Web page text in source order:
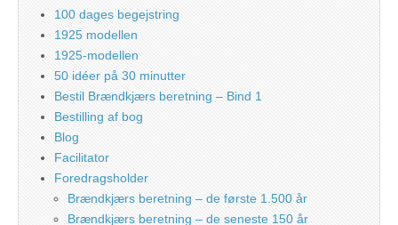
100 dages begejstring
1925 modellen
1925-modellen
50 idéer på 30 minutter
Bestil Brændkjærs beretning – Bind 1
Bestilling af bog
Blog
Facilitator
Foredragsholder
Brændkjærs beretning – de første 1.500 år
Brændkjærs beretning – de seneste 150 år